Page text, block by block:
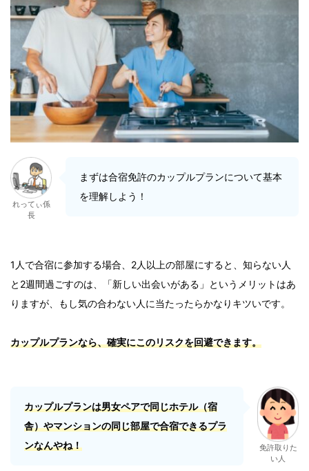
れってぃ係
長
まずは合宿免許のカップルプランについて基本
を理解しよう！
1人で合宿に参加する場合、2人以上の部屋にすると、知らない人
と2週間過ごすのは、「新しい出会いがある」というメリットはあ
りますが、もし気の合わない人に当たったらかなりキツいです。
カップルプランなら、確実にこのリスクを回避できます。
カップルプランは男女ペアで同じホテル（宿
舎）やマンションの同じ部屋で合宿できるプラ
ンなんやね！
免許取りた
い人